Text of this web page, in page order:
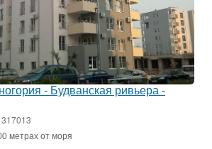
- Будванская ривьера -
метрах от моря